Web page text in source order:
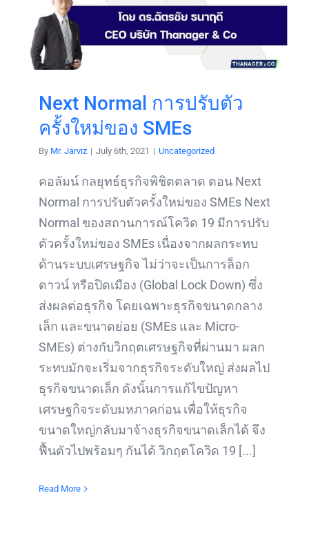
Next Normal การปรับตัว
ครั้งใหม่ของ SMEs
By Mr. Jarviz | July 6th, 2021 | Uncategorized
คอลัมน์ กลยุทธ์ธุรกิจพิชิตตลาด ตอน Next
Normal การปรับตัวครั้งใหม่ของ SMEs Next
Normal ของสถานการณ์โควิด 19 มีการปรับ
ตัวครั้งใหม่ของ SMEs เนื่องจากผลกระทบ
ด้านระบบเศรษฐกิจ ไม่ว่าจะเป็นการล็อก
ดาวน์ หรือปิดเมือง (Global Lock Down) ซึ่ง
ส่งผลต่อธุรกิจ โดยเฉพาะธุรกิจขนาดกลาง
เล็ก และขนาดย่อย (SMEs และ Micro-
SMEs) ต่างกับวิกฤตเศรษฐกิจที่ผ่านมา ผลก
ระทบมักจะเริ่มจากธุรกิจระดับใหญ่ ส่งผลไป
ธุรกิจขนาดเล็ก ดังนั้นการแก้ไขปัญหา
เศรษฐกิจระดับมหภาคก่อน เพื่อให้ธุรกิจ
ขนาดใหญ่กลับมาจ้างธุรกิจขนาดเล็กได้ จึง
ฟื้นตัวไปพร้อมๆ กันได้ วิกฤตโควิด 19 [...]
Read More